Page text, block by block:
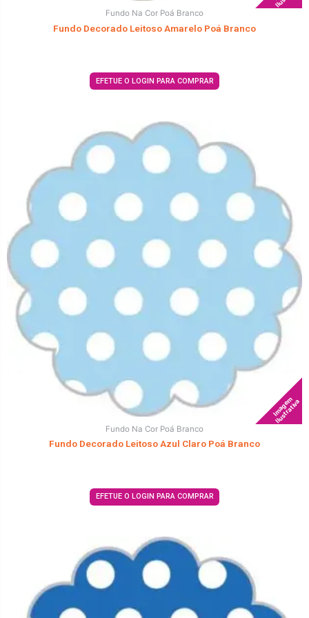
Fundo Na Cor Poá Branco
Fundo Decorado Leitoso Amarelo Poá Branco
EFETUE O LOGIN PARA COMPRAR
Imagem
Ilustrativa
Fundo Na Cor Poá Branco
Fundo Decorado Leitoso Azul Claro Poá Branco
EFETUE O LOGIN PARA COMPRAR